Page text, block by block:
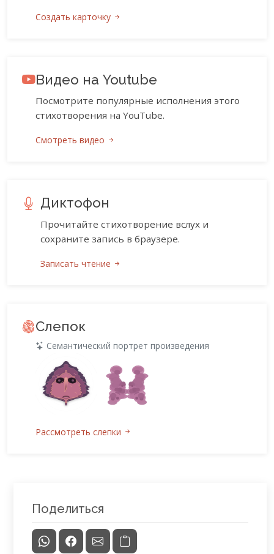
Создать карточку
Видео на Youtube
Посмотрите популярные исполнения этого
стихотворения на YouTube.
Смотреть видео
Диктофон
Прочитайте стихотворение вслух и
сохраните запись в браузере.
Записать чтение
Слепок
Семантический портрет произведения
Рассмотреть слепки
Поделиться